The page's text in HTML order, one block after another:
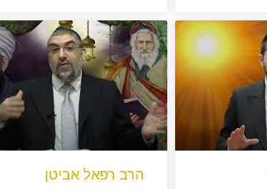
הרב רפאל אביטן